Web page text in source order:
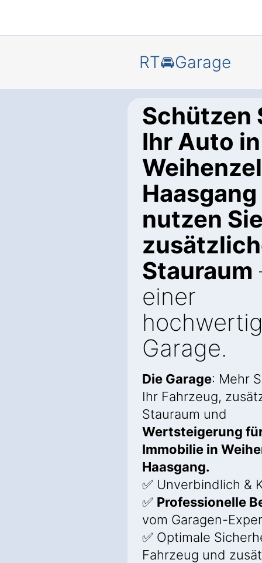
RT🚘Garage
Schützen
Ihr Auto in
nutzen
Stauraum
einer
Garage.
Die Garage: Mehr
Ihr Fahrzeug,
Stauraum und
Wertsteigerung
Immobilie in
Haasgang.
✅ Unverbindlich &
✅ Professionelle
vom Garagen-
✅ Optimale
Fahrzeug und